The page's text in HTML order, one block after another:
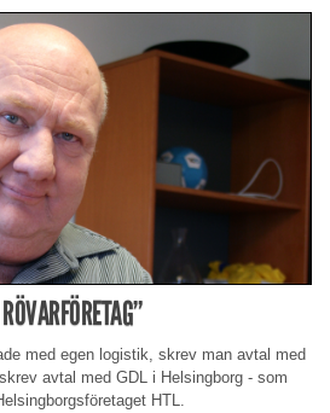
med egen logistik, skrev man avtal med
avtal med GDL i Helsingborg - som
HTL.